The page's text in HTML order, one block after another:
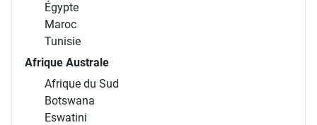
Égypte
Maroc
Tunisie
Afrique Australe
Afrique du Sud
Botswana
Eswatini